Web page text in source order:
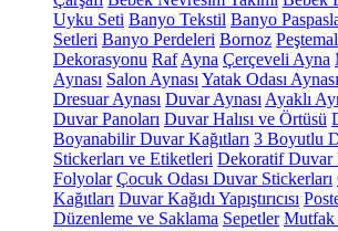
Uyku Seti Banyo Tekstil Banyo
Setleri Banyo Perdeleri Bornoz Peştemal
Dekorasyonu Raf Ayna Çerçeveli Ayna
Aynası Salon Aynası Yatak Odası Aynası
Dresuar Aynası Duvar Aynası Ayaklı
Duvar Panoları Duvar Halısı ve Örtüsü
Boyanabilir Duvar Kağıtları 3 Boyutlu
Stickerları ve Etiketleri Dekoratif Duvar
Folyolar Çocuk Odası Duvar Stickerları
Kağıtları Duvar Kağıdı Yapıştırıcısı
Düzenleme ve Saklama Sepetler Mutfak